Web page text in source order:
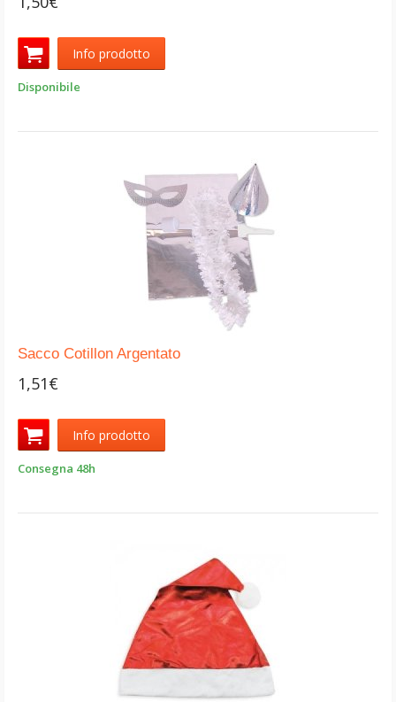
Info prodotto
Disponibile
Sacco Cotillon Argentato
1,51€
Info prodotto
Consegna 48h